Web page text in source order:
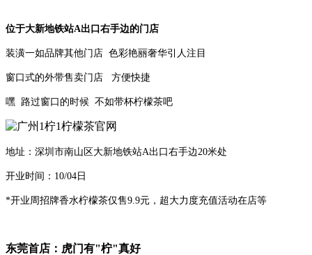
位于大新地铁站A出口右手边的门店
装潢一如品牌其他门店 色彩艳丽奢华引人注目
窗口式的外带售卖门店 方便快捷
嘿 路过窗口的时候 不如带杯柠檬茶吧
地址：深圳市南山区大新地铁站A出口右手边20米处
开业时间：10/04日
*开业周招牌香水柠檬茶仅售9.9元，超大力度充值活动在店等
东莞首店：虎门有"柠"真好